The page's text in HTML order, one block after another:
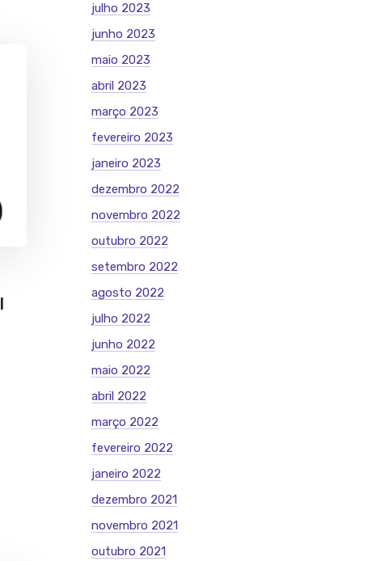
julho 2023
junho 2023
maio 2023
abril 2023
março 2023
fevereiro 2023
janeiro 2023
dezembro 2022
novembro 2022
outubro 2022
setembro 2022
agosto 2022
julho 2022
junho 2022
maio 2022
abril 2022
março 2022
fevereiro 2022
janeiro 2022
dezembro 2021
novembro 2021
outubro 2021